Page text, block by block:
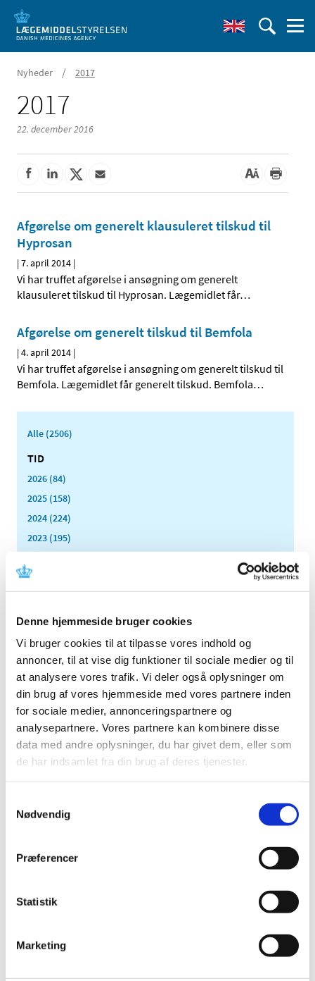
Denne hjemmeside bruger cookies
Vi bruger cookies til at tilpasse vores indhold og
annoncer, til at vise dig funktioner til sociale medier og til
at analysere vores trafik. Vi deler også oplysninger om
din brug af vores hjemmeside med vores partnere inden
for sociale medier, annonceringspartnere og
analysepartnere. Vores partnere kan kombinere disse
data med andre oplysninger, du har givet dem, eller som
de har indsamlet fra din brug af deres tjenester.
Nødvendig
Præferencer
Statistik
Marketing
Nyheder / 2017
2017
22. december 2016
Afgørelse om generelt klausuleret tilskud til
Hyprosan
|7. april 2014 |
Vi har truffet afgørelse i ansøgning om generelt
klausuleret tilskud til Hyprosan. Lægemidlet får…
Afgørelse om generelt tilskud til Bemfola
|4. april 2014 |
Vi har truffet afgørelse i ansøgning om generelt tilskud til
Bemfola. Lægemidlet får generelt tilskud. Bemfola…
Alle (2506)
TID
2026 (84)
2025 (158)
2024 (224)
2023 (195)
2021 (516)
2019 (159)
2018 (150)
2017 (167)
2016 (167)
2015 (33)
2014 (44)
december (3)
november (3)
august (4)
maj (2)
marts (3)
2013 (49)